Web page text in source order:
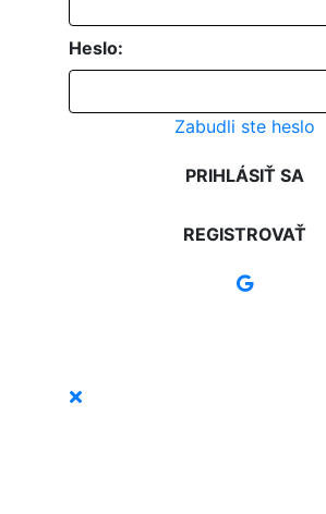
Heslo:
Zabudli ste heslo
PRIHLÁSIŤ SA
REGISTROVAŤ